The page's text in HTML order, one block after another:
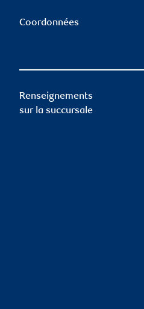
Coordonnées
Renseignements
sur la succursale